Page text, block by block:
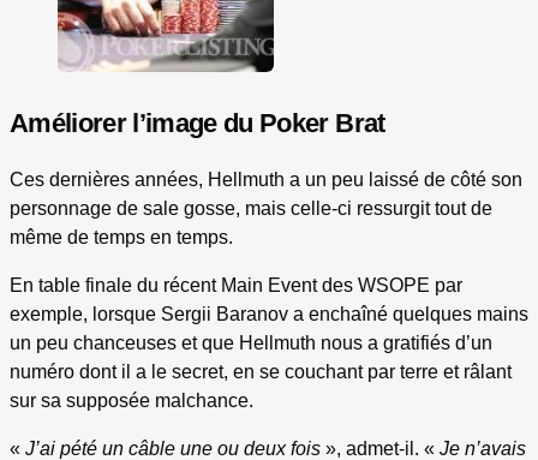
Améliorer l’image du Poker Brat
Ces dernières années, Hellmuth a un peu laissé de côté son
personnage de sale gosse, mais celle-ci ressurgit tout de
même de temps en temps.
En table finale du récent Main Event des WSOPE par
exemple, lorsque Sergii Baranov a enchaîné quelques mains
un peu chanceuses et que Hellmuth nous a gratifiés d’un
numéro dont il a le secret, en se couchant par terre et râlant
sur sa supposée malchance.
« J’ai pété un câble une ou deux fois », admet-il. « Je n’avais